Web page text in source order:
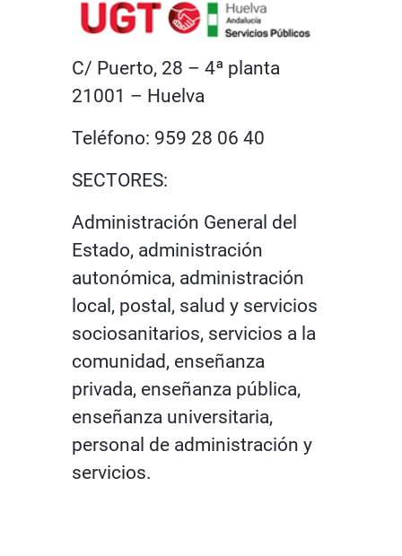
C/ Puerto, 28 – 4ª planta
21001 – Huelva
Teléfono: 959 28 06 40
SECTORES:
Administración General del
Estado, administración
autonómica, administración
local, postal, salud y servicios
sociosanitarios, servicios a la
comunidad, enseñanza
privada, enseñanza pública,
enseñanza universitaria,
personal de administración y
servicios.